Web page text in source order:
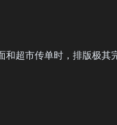
超市传单时，排版极其